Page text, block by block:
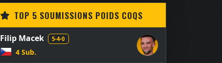
TOP 5 SOUMISSIONS POIDS COQS
Filip Macek 5-4-0
4 Sub.